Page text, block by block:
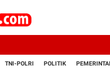
TNI-POLRI POLITIK